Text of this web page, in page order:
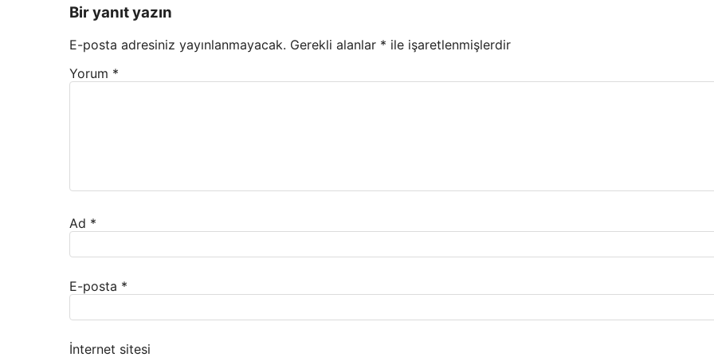
Bir yanıt yazın
E-posta adresiniz yayınlanmayacak. Gerekli alanlar * ile işaretlenmişlerdir
Yorum *
Ad *
E-posta *
İnternet sitesi